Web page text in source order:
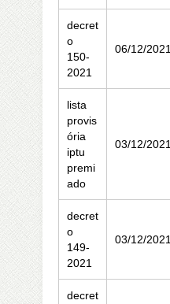
decret
o
150-
2021
06/12/2021
lista
provis
ória
iptu
premi
ado
03/12/2021
decret
o
149-
2021
03/12/2021
decret